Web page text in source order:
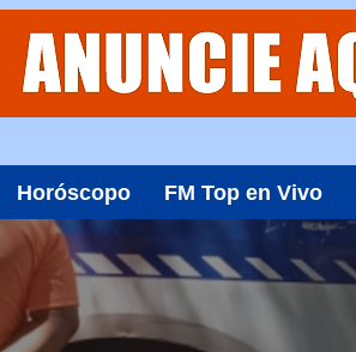
Horóscopo FM Top en Vivo